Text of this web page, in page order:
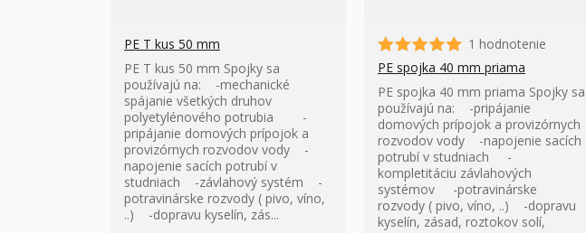
PE T kus 50 mm
PE T kus 50 mm Spojky sa
používajú na: -mechanické
spájanie všetkých druhov
polyetylénového potrubia -
pripájanie domových prípojok a
provizórnych rozvodov vody -
napojenie sacích potrubí v
studniach -závlahový systém -
potravinárske rozvody ( pivo, víno,
..) -dopravu kyselín, zás...
1 hodnotenie
PE spojka 40 mm priama
PE spojka 40 mm priama Spojky sa
používajú na: -pripájanie
domových prípojok a provizórnych
rozvodov vody -napojenie sacích
potrubí v studniach -
kompletitáciu závlahových
systémov -potravinárske
rozvody ( pivo, víno, ..) -dopravu
kyselín, zásad, roztokov solí,